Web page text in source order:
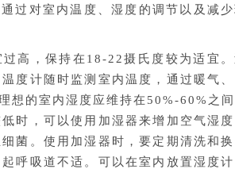
过对室内温度、湿度的调节以及减少
高，保持在18-22摄氏度较为适宜。
度计随时监测室内温度，通过暖气
想的室内湿度应维持在50%-60%之
时，可以使用加湿器来增加空气湿
菌。使用加湿器时，要定期清洗和
呼吸道不适。可以在室内放置湿度